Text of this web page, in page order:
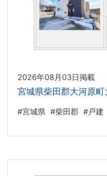
2026年08月03日掲載
宮城県柴田郡大河原
#宮城県 #柴田郡 #戸建